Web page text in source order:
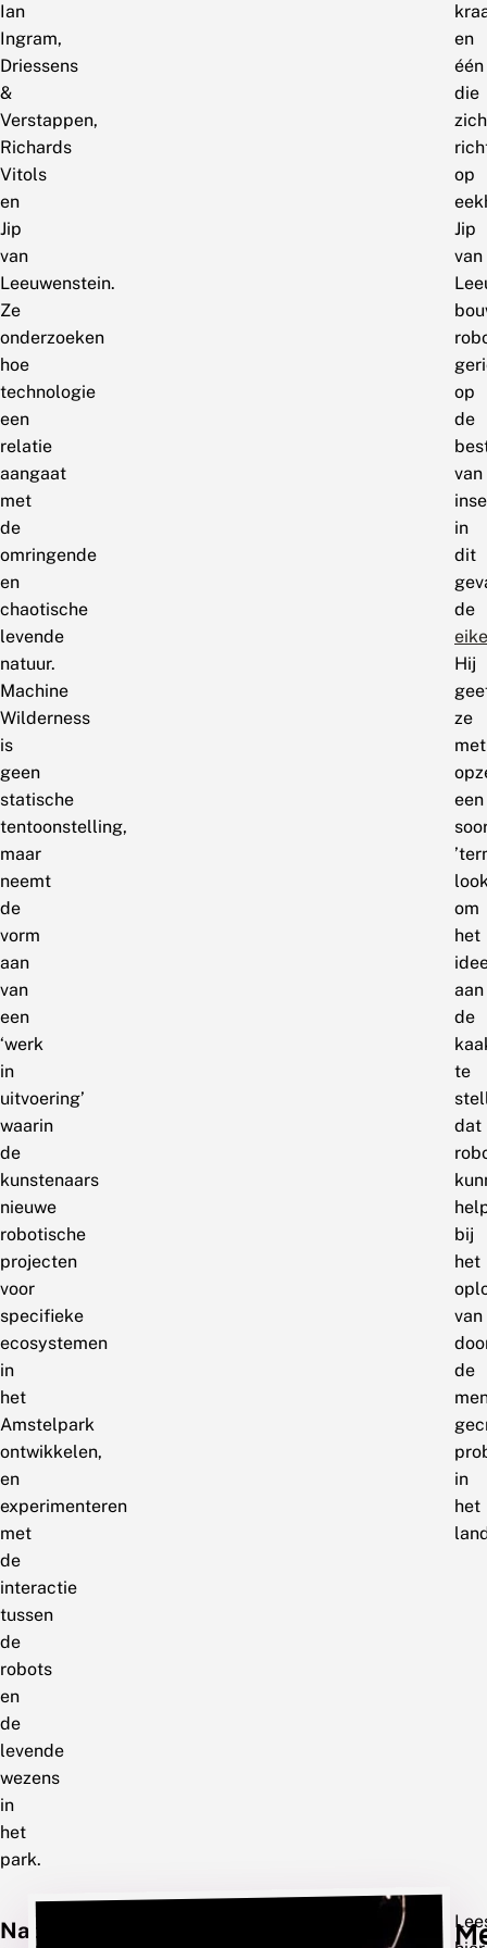
Ian
Ingram,
Driessens
&
Verstappen,
Richards
Vitols
en
Jip
van
Leeuwenstein.
Ze
onderzoeken
hoe
technologie
een
relatie
aangaat
met
de
omringende
en
chaotische
levende
natuur.
Machine
Wilderness
is
geen
statische
tentoonstelling,
maar
neemt
de
vorm
aan
van
een
‘werk
in
uitvoering’
waarin
de
kunstenaars
nieuwe
robotische
projecten
voor
specifieke
ecosystemen
in
het
Amstelpark
ontwikkelen,
en
experimenteren
met
de
interactie
tussen
de
robots
en
de
levende
wezens
in
het
park.
en
één
die
zich
op
Jip
van
op
de
van
in
dit
de
Hij
ze
met
een
om
het
aan
de
te
dat
bij
het
van
de
in
het
Natuurliefhebbende
Maria